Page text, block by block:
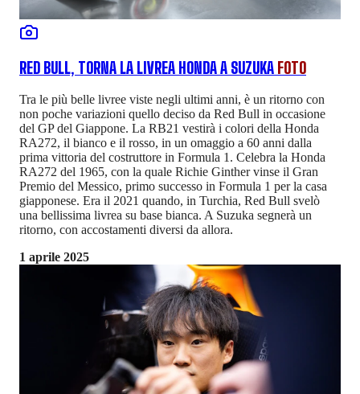
RED BULL, TORNA LA LIVREA HONDA A SUZUKA FOTO
Tra le più belle livree viste negli ultimi anni, è un ritorno con
non poche variazioni quello deciso da Red Bull in occasione
del GP del Giappone. La RB21 vestirà i colori della Honda
RA272, il bianco e il rosso, in un omaggio a 60 anni dalla
prima vittoria del costruttore in Formula 1. Celebra la Honda
RA272 del 1965, con la quale Richie Ginther vinse il Gran
Premio del Messico, primo successo in Formula 1 per la casa
giapponese. Era il 2021 quando, in Turchia, Red Bull svelò
una bellissima livrea su base bianca. A Suzuka segnerà un
ritorno, con accostamenti diversi da allora.
1 aprile 2025